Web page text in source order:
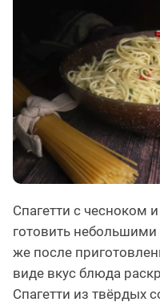
Спагетти с чесноком
готовить
же после
виде вкус блюда
Спагетти из твёрдых